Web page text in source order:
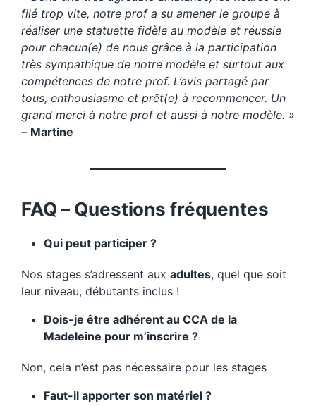
filé trop vite, notre prof a su amener le groupe à
réaliser une statuette fidèle au modèle et réussie
pour chacun(e) de nous grâce à la participation
très sympathique de notre modèle et surtout aux
compétences de notre prof. L’avis partagé par
tous, enthousiasme et prêt(e) à recommencer. Un
grand merci à notre prof et aussi à notre modèle. »
– Martine
FAQ – Questions fréquentes
Qui peut participer ?
Nos stages s’adressent aux adultes, quel que soit
leur niveau, débutants inclus !
Dois-je être adhérent au CCA de la
Madeleine pour m’inscrire ?
Non, cela n’est pas nécessaire pour les stages
Faut-il apporter son matériel ?